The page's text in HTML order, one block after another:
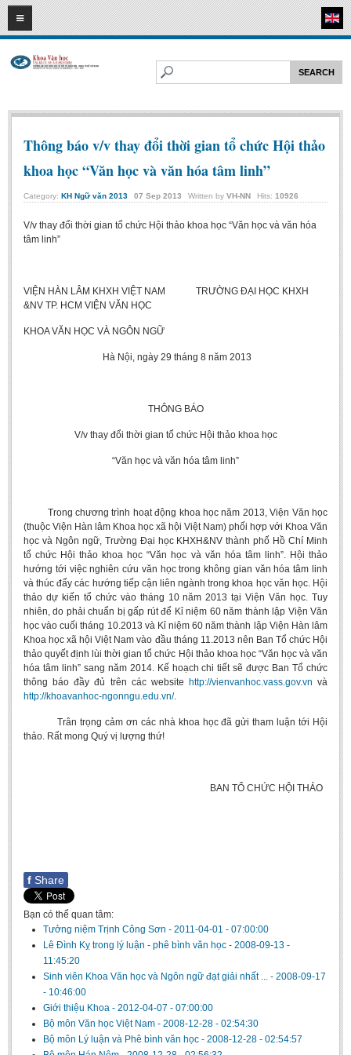
08 2026
HOME
Faculty of Literature
Department of Sinology-Nom Studies
Images - Events
ACADEMIC
Undergraduate: Regular Degree
LITERARY WRITINGS & TRANSLATING
Linguistics
Vietnamese Folk Culture
Literary Theory & Criticism
Vietnamese Literature
Foreign Literatures & Comparative Literature
Theater and Film
Culture - History - Philosophy
Education
BA, MA, PhD. Theses
Perspective
To Build a Standard Orthography in Schools and the Media
80 Years of New Poetry and the Self-Reliant Literary Group
ALUMNI
Scholarship Fund
STUDENT ACTIVITIES
Thông báo v/v thay đổi thời gian tổ chức Hội thảo
khoa học “Văn học và văn hóa tâm linh”
Category: KH Ngữ văn 2013 07 Sep 2013 Written by VH-NN Hits: 10926
V/v thay đổi thời gian tổ chức Hội thảo khoa học “Văn học và văn hóa
tâm linh”
VIỆN HÀN LÂM KHXH VIỆT NAM TRƯỜNG ĐẠI HỌC KHXH
&NV TP. HCM VIỆN VĂN HỌC
KHOA VĂN HỌC VÀ NGÔN NGỮ
Hà Nội, ngày 29 tháng 8 năm 2013
THÔNG BÁO
V/v thay đổi thời gian tổ chức Hội thảo khoa học
“Văn học và văn hóa tâm linh”
Trong chương trình hoạt động khoa học năm 2013, Viện Văn học
(thuộc Viện Hàn lâm Khoa học xã hội Việt Nam) phối hợp với Khoa Văn
học và Ngôn ngữ, Trường Đại học KHXH&NV thành phố Hồ Chí Minh
tổ chức Hội thảo khoa học “Văn học và văn hóa tâm linh”. Hội thảo
hướng tới việc nghiên cứu văn học trong không gian văn hóa tâm linh
và thúc đẩy các hướng tiếp cận liên ngành trong khoa học văn học. Hội
thảo dự kiến tổ chức vào tháng 10 năm 2013 tại Viện Văn học. Tuy
nhiên, do phải chuẩn bị gấp rút để Kỉ niệm 60 năm thành lập Viện Văn
học vào cuối tháng 10.2013 và Kỉ niệm 60 năm thành lập Viện Hàn lâm
Khoa học xã hội Việt Nam vào đầu tháng 11.2013 nên Ban Tổ chức Hội
thảo quyết định lùi thời gian tổ chức Hội thảo khoa học “Văn học và văn
hóa tâm linh” sang năm 2014. Kế hoạch chi tiết sẽ được Ban Tổ chức
thông báo đầy đủ trên các website http://vienvanhoc.vass.gov.vn và
http://khoavanhoc-ngonngu.edu.vn/.
Trân trọng cảm ơn các nhà khoa học đã gửi tham luận tới Hội
thảo. Rất mong Quý vị lượng thứ!
BAN TỔ CHỨC HỘI THẢO
f Share
Bạn có thể quan tâm:
Tưởng niệm Trịnh Công Sơn - 2011-04-01 - 07:00:00
Lê Đình Kỵ trong lý luận - phê bình văn học - 2008-09-13 -
11:45:20
Sinh viên Khoa Văn học và Ngôn ngữ đạt giải nhất ... - 2008-09-17
- 10:46:00
Giới thiệu Khoa - 2012-04-07 - 07:00:00
Bộ môn Văn học Việt Nam - 2008-12-28 - 02:54:30
Bộ môn Lý luận và Phê bình văn học - 2008-12-28 - 02:54:57